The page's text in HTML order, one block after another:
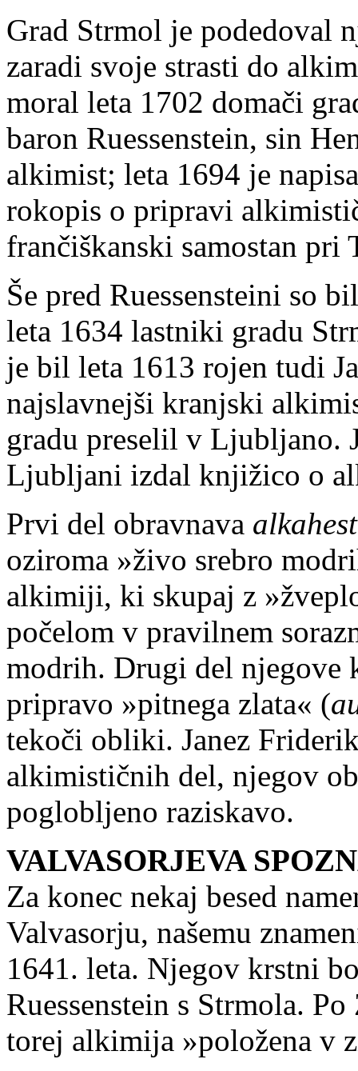
Grad Strmol je podedoval
zaradi svoje strasti do
moral leta 1702 domači
baron Ruessenstein, sin
alkimist; leta 1694 je
rokopis o pripravi
frančiškanski samostan pri
Še pred Ruessensteini so
leta 1634 lastniki gradu
je bil leta 1613 rojen tudi
najslavnejši kranjski
gradu preselil v Ljubljano.
Ljubljani izdal knjižico o
Prvi del obravnava alkahest
oziroma »živo srebro
alkimiji, ki skupaj z
počelom v pravilnem
modrih. Drugi del njegove
pripravo »pitnega zlata« (
tekoči obliki. Janez
alkimističnih del, njegov
poglobljeno raziskavo.
VALVASORJEVA
Za konec nekaj besed
Valvasorju, našemu
1641. leta. Njegov krstni
Ruessenstein s Strmola.
torej alkimija »položena v